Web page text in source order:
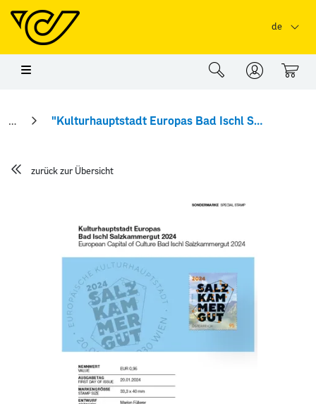
Springe zu Hauptinhalt
de
0
"Kulturhauptstadt Europas Bad Ischl Salzkammergut 2024" Abhandlung
zurück zur Übersicht